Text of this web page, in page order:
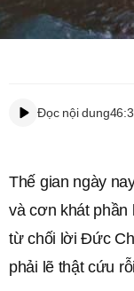
Đọc nội dung
Thế gian ngày
và cơn khát phần
từ chối lời Đức
phải lẽ thật cứu